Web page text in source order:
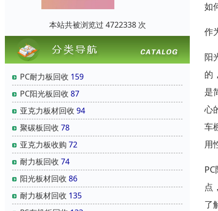
本站共被浏览过 4722338 次
PC耐力板回收 159
PC阳光板回收 87
亚克力板材回收 94
聚碳板回收 78
亚克力板收购 72
耐力板回收 74
阳光板材回收 86
耐力板材回收 135
如
作
阳
的
是
心
车
用
点
了